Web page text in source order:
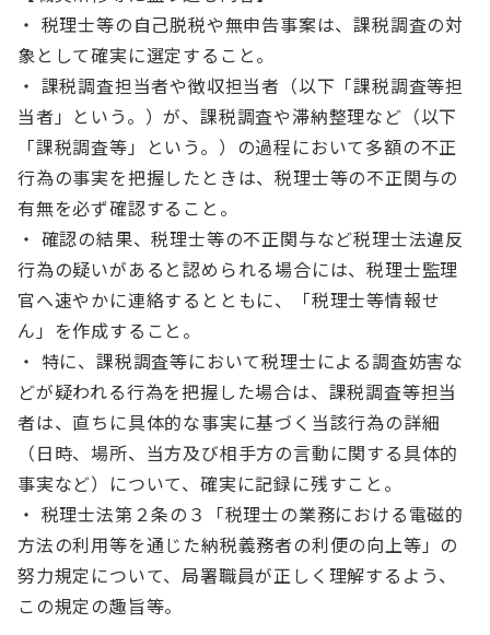
・ 税理士等の自己脱税や無申告事案は、課税調査の対
象として確実に選定すること。
・ 課税調査担当者や徴収担当者（以下「課税調査等担
当者」という。）が、課税調査や滞納整理など（以下
「課税調査等」という。）の過程において多額の不正
行為の事実を把握したときは、税理士等の不正関与の
有無を必ず確認すること。
・ 確認の結果、税理士等の不正関与など税理士法違反
行為の疑いがあると認められる場合には、税理士監理
官へ速やかに連絡するとともに、「税理士等情報せ
ん」を作成すること。
・ 特に、課税調査等において税理士による調査妨害な
どが疑われる行為を把握した場合は、課税調査等担当
者は、直ちに具体的な事実に基づく当該行為の詳細
（日時、場所、当方及び相手方の言動に関する具体的
事実など）について、確実に記録に残すこと。
・ 税理士法第２条の３「税理士の業務における電磁的
方法の利用等を通じた納税義務者の利便の向上等」の
努力規定について、局署職員が正しく理解するよう、
この規定の趣旨等。